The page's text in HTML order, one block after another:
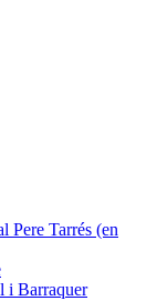
Pere Tarrés (en
i Barraquer